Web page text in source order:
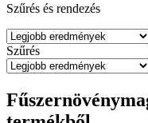
Szűrés és rendezés
Szűrés